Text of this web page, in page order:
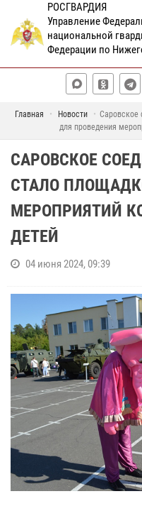
РОСГВАРДИЯ
Управление
национальной
Федерации по
Главная Новости
Саровское
для проведения
САРОВСКОЕ
СТАЛО
МЕРОПРИЯТИЙ
ДЕТЕЙ
04 июня 2024, 09:39